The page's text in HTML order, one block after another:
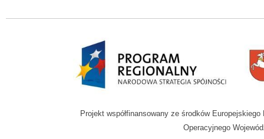
Projekt współfinansowany ze środków
Operacyjnego